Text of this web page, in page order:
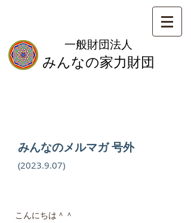
一般財団法人
みんなの家力財団
みんなのメルマガ 号外
(2023.9.07)
こんにちは＾＾